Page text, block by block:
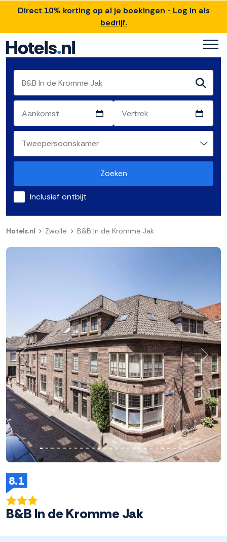
Direct 10% korting op al je boekingen - Log in als
bedrijf.
Zoeken
Inclusief ontbijt
Hotels.nl Zwolle B&B In de Kromme Jak
8.1
B&B In de Kromme Jak